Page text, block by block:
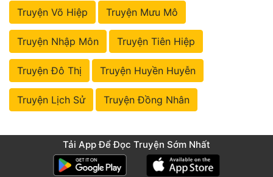
Truyện Võ Hiệp Truyện Mưu Mô
Truyện Nhập Môn Truyện Tiên Hiệp
Truyện Đô Thị Truyện Huyền Huyễn
Truyện Lịch Sử Truyện Đồng Nhân
Tải App Để Đọc Truyện Sớm Nhất